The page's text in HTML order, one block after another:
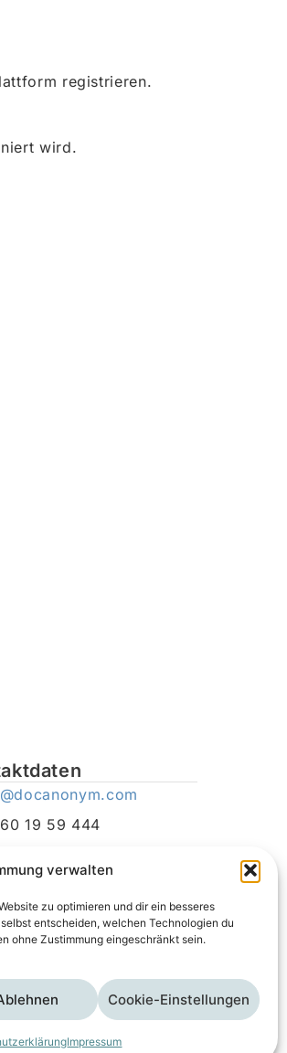
verwalten
zu optimieren und dir ein besseres
entscheiden, welchen Technologien du
ohne Zustimmung eingeschränkt sein.
Cookie-Einstellungen
Impressum
registrieren.
wird.
19 59 444
AGB